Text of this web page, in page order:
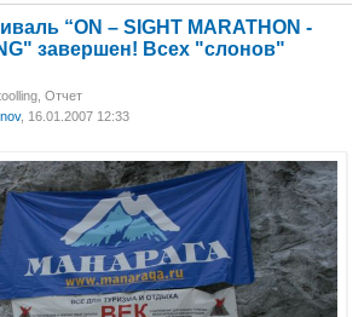
“ON – SIGHT MARATHON -
завершен! Всех "слонов"
, Отчет
, 16.01.2007 12:33